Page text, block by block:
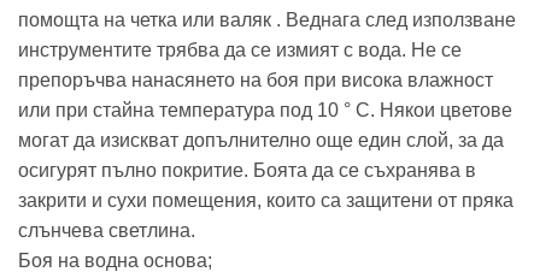
помощта на четка или валяк . Веднага след използване
инструментите трябва да се измият с вода. Не се
препоръчва нанасянето на боя при висока влажност
или при стайна температура под 10 ° C. Някои цветове
могат да изискват допълнително още един слой, за да
осигурят пълно покритие. Боята да се съхранява в
закрити и сухи помещения, които са защитени от пряка
слънчева светлина.
Боя на водна основа;